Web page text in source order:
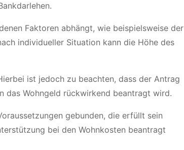
Faktoren abhängt, wie beispielsweise der
individueller Situation kann die Höhe des
ist jedoch zu beachten, dass der Antrag
das Wohngeld rückwirkend beantragt wird.
gebunden, die erfüllt sein
bei den Wohnkosten beantragt